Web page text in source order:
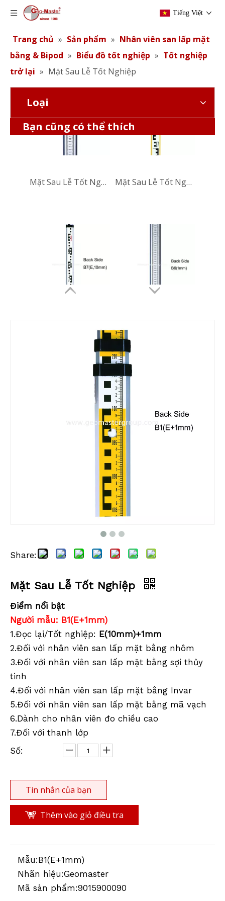
Tiếng Việt
Trang chủ » Sản phẩm » Nhân viên san lấp mặt
bằng & Bipod » Biểu đồ tốt nghiệp » Tốt nghiệp
trở lại » Mặt Sau Lễ Tốt Nghiệp
Loại
Bạn cũng có thể thích
Mặt Sau Lễ Tốt Nghiệp Mặt Sau Lễ Tốt Nghiệp
Mặt Sau Lễ Tốt Nghiệp Mặt Sau Lễ Tốt Nghiệp
Mặt Sau Lễ Tốt Nghiệp
Mặt Sau Lễ Tốt Nghiệp
Share:
Mặt Sau Lễ Tốt Nghiệp
Điểm nổi bật
Người mẫu: B1(E+1mm)
1.Đọc lại/Tốt nghiệp: E(10mm)+1mm
2.Đối với nhân viên san lấp mặt bằng nhôm
3.Đối với nhân viên san lấp mặt bằng sợi thủy
tinh
4.Đối với nhân viên san lấp mặt bằng Invar
5.Đối với nhân viên san lấp mặt bằng mã vạch
6.Dành cho nhân viên đo chiều cao
7.Đối với thanh lớp
Số:
Tin nhắn của bạn
Thêm vào giỏ điều tra
Mẫu:B1(E+1mm)
Nhãn hiệu:Geomaster
Mã sản phẩm:9015900090